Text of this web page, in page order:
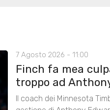
7 Agosto 2026 - 11:00
Finch fa mea
troppo ad
Il coach dei Minnesota